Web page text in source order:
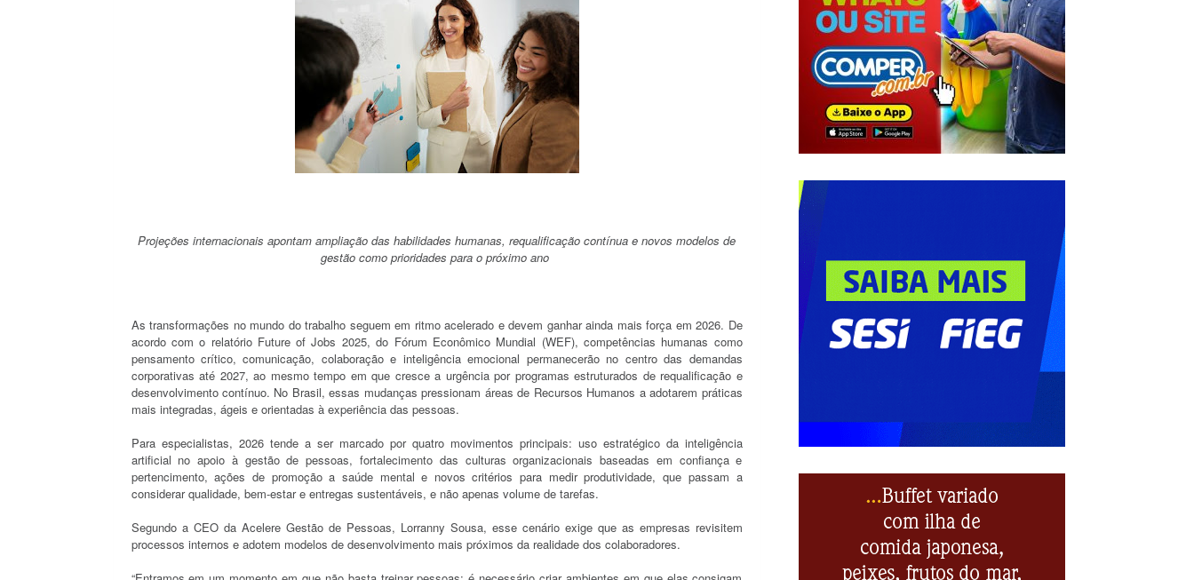
Projeções internacionais apontam ampliação das habilidades humanas, requalificação contínua e novos modelos de
gestão como prioridades para o próximo ano
As transformações no mundo do trabalho seguem em ritmo acelerado e devem ganhar ainda mais força em 2026. De
acordo com o relatório Future of Jobs 2025, do Fórum Econômico Mundial (WEF), competências humanas como
pensamento crítico, comunicação, colaboração e inteligência emocional permanecerão no centro das demandas
corporativas até 2027, ao mesmo tempo em que cresce a urgência por programas estruturados de requalificação e
desenvolvimento contínuo. No Brasil, essas mudanças pressionam áreas de Recursos Humanos a adotarem práticas
mais integradas, ágeis e orientadas à experiência das pessoas.
Para especialistas, 2026 tende a ser marcado por quatro movimentos principais: uso estratégico da inteligência
artificial no apoio à gestão de pessoas, fortalecimento das culturas organizacionais baseadas em confiança e
pertencimento, ações de promoção a saúde mental e novos critérios para medir produtividade, que passam a
considerar qualidade, bem-estar e entregas sustentáveis, e não apenas volume de tarefas.
Segundo a CEO da Acelere Gestão de Pessoas, Lorranny Sousa, esse cenário exige que as empresas revisitem
processos internos e adotem modelos de desenvolvimento mais próximos da realidade dos colaboradores.